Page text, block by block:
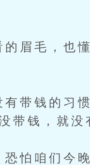
眉毛，也
带钱的习
带钱，就没
怕咱们今晚